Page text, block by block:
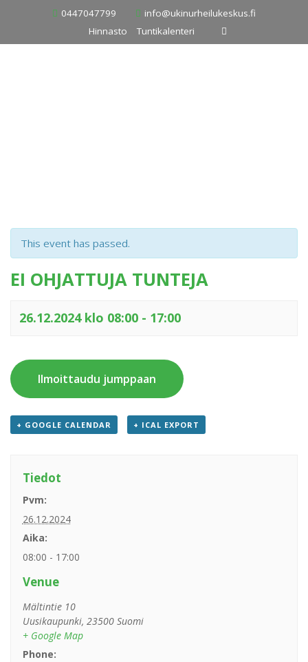
content
0447047799
info@ukinurheilukeskus.fi
Hinnasto
Tuntikalenteri
This event has passed.
EI OHJATTUJA TUNTEJA
26.12.2024 klo 08:00 - 17:00
Ilmoittaudu jumppaan
+ GOOGLE CALENDAR + ICAL EXPORT
Tiedot
Pvm:
26.12.2024
Aika:
08:00 - 17:00
Venue
Mältintie 10
Uusikaupunki, 23500 Suomi
+ Google Map
Phone: